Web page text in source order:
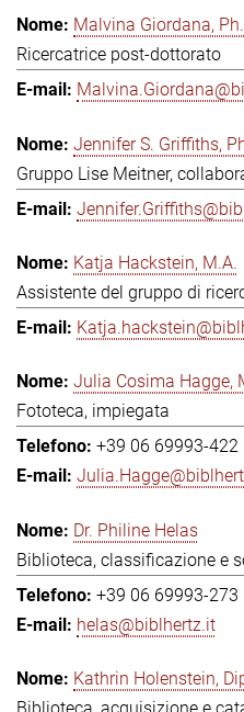
Malvina Giordana,
Ricercatrice post-dottorato
Jennifer S. Griffiths,
Gruppo Lise Meitner,
Katja Hackstein, M.A.
Assistente del gruppo di
Julia Cosima Hagge,
Fototeca, impiegata
+39 06 69993-422
Dr. Philine Helas
Biblioteca, classificazione e
+39 06 69993-273
helas@biblhertz.it
Kathrin Holenstein,